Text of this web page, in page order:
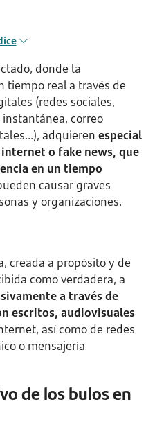
donde la
tiempo real a través de
(redes sociales,
correo
adquieren especial
o fake news, que
en un tiempo
causar graves
y organizaciones.
creada a propósito y de
como verdadera, a
a través de
escritos, audiovisuales
así como de redes
o mensajería
de los bulos en